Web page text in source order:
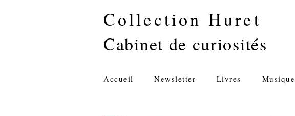
Collection Huret
Cabinet de curiosités
Accueil Newsletter Livres Musique